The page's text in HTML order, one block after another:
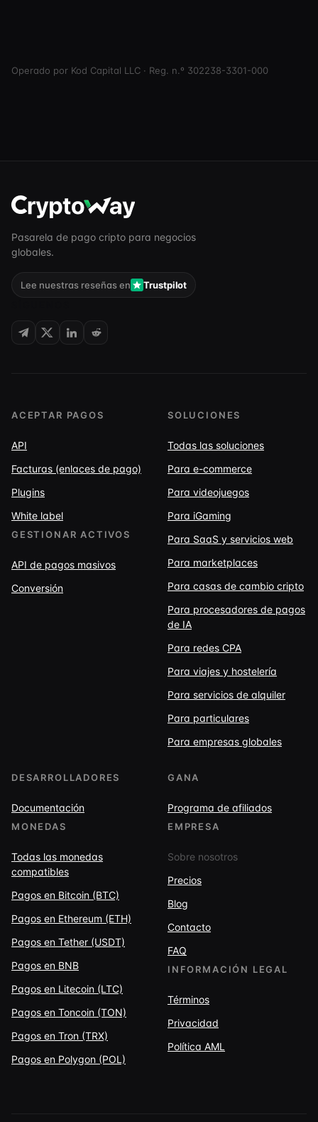
Operado por Kod Capital LLC · Reg. n.º 302238-3301-000
Pasarela de pago cripto para negocios
globales.
Lee nuestras reseñas en
Trustpilot
ACEPTAR PAGOS
API
Facturas (enlaces de pago)
Plugins
White label
GESTIONAR ACTIVOS
API de pagos masivos
Conversión
SOLUCIONES
Todas las soluciones
Para e-commerce
Para videojuegos
Para iGaming
Para SaaS y servicios web
Para marketplaces
Para casas de cambio cripto
Para procesadores de pagos
de IA
Para redes CPA
Para viajes y hostelería
Para servicios de alquiler
Para particulares
Para empresas globales
DESARROLLADORES
Documentación
MONEDAS
Todas las monedas
compatibles
Pagos en Bitcoin (BTC)
Pagos en Ethereum (ETH)
Pagos en Tether (USDT)
Pagos en BNB
Pagos en Litecoin (LTC)
Pagos en Toncoin (TON)
Pagos en Tron (TRX)
Pagos en Polygon (POL)
GANA
Programa de afiliados
EMPRESA
Sobre nosotros
Precios
Blog
Contacto
FAQ
INFORMACIÓN LEGAL
Términos
Privacidad
Política AML